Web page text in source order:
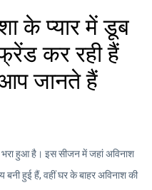
के प्यार में डूब
कर रही हैं
जानते हैं
भरा हुआ है। इस सीजन में जहां अविनाश
बनी हुई हैं, वहीं घर के बाहर अविनाश की